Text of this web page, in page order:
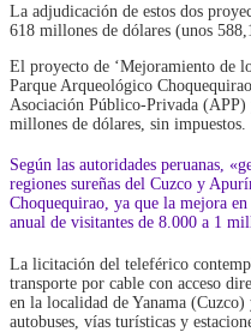
La adjudicación de estos dos
618 millones de dólares (unos
El proyecto de ‘Mejoramiento de
Parque Arqueológico
Asociación Público-Privada (APP)
millones de dólares, sin impuestos.
Según las autoridades peruanas,
regiones sureñas del Cuzco y
Choquequirao, ya que la mejora
anual de visitantes de 8.000 a 1
La licitación del teleférico
transporte por cable con acceso
en la localidad de Yanama
autobuses, vías turísticas y